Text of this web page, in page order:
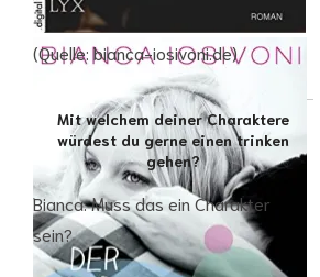
(Quelle: bianca-iosivoni.de)
Mit welchem deiner Charaktere
würdest du gerne einen trinken
gehen?
Bianca: Muss das ein Charakter
sein?